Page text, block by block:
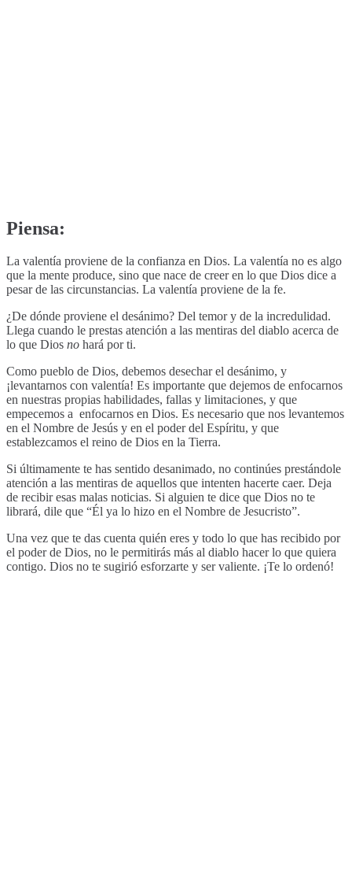
Piensa:
La valentía proviene de la confianza en Dios. La valentía no es algo
que la mente produce, sino que nace de creer en lo que Dios dice a
pesar de las circunstancias. La valentía proviene de la fe.
¿De dónde proviene el desánimo? Del temor y de la incredulidad.
Llega cuando le prestas atención a las mentiras del diablo acerca de
lo que Dios no hará por ti.
Como pueblo de Dios, debemos desechar el desánimo, y
¡levantarnos con valentía! Es importante que dejemos de enfocarnos
en nuestras propias habilidades, fallas y limitaciones, y que
empecemos a enfocarnos en Dios. Es necesario que nos levantemos
en el Nombre de Jesús y en el poder del Espíritu, y que
establezcamos el reino de Dios en la Tierra.
Si últimamente te has sentido desanimado, no continúes prestándole
atención a las mentiras de aquellos que intenten hacerte caer. Deja
de recibir esas malas noticias. Si alguien te dice que Dios no te
librará, dile que “Él ya lo hizo en el Nombre de Jesucristo”.
Una vez que te das cuenta quién eres y todo lo que has recibido por
el poder de Dios, no le permitirás más al diablo hacer lo que quiera
contigo. Dios no te sugirió esforzarte y ser valiente. ¡Te lo ordenó!